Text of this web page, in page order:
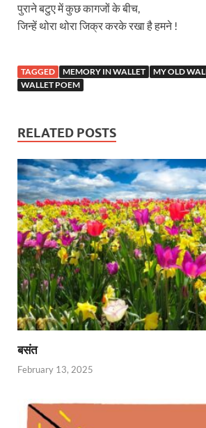
पुराने बटुए में कुछ कागजों के बीच,
जिन्हें थोरा थोरा जिक्र करके रखा है हमने !
TAGGED MEMORY IN WALLET MY OLD
WALLET POEM
RELATED POSTS
बसंत
February 13, 2025